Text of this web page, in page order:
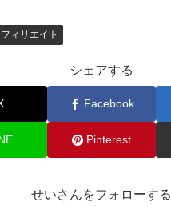
ィリエイト
シェアする
Facebook
Pinterest
せいさんをフォローする